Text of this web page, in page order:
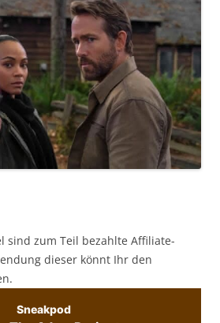
sind zum Teil bezahlte Affiliate-
dieser könnt Ihr den